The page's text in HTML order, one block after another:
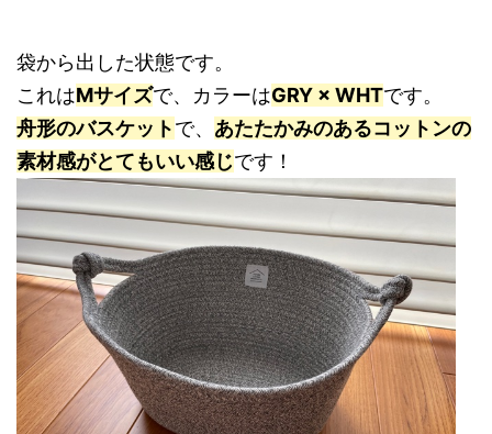
袋から出した状態です。
これはMサイズで、カラーはGRY × WHTです。
舟形のバスケットで、 あたたかみのあるコットンの
素材感がとてもいい感じです！